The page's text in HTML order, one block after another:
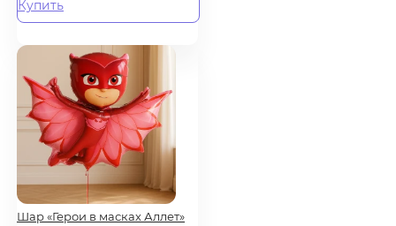
Купить
Шар «Герои в масках Аллет»